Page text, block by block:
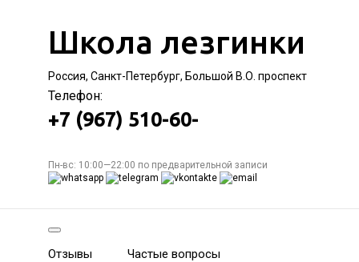
Школа лезгинки
Россия, Санкт-Петербург, Большой В.О. проспект
Телефон:
+7 (967) 510-60-
Пн-вс: 10:00—22:00 по предварительной записи
Отзывы Частые вопросы